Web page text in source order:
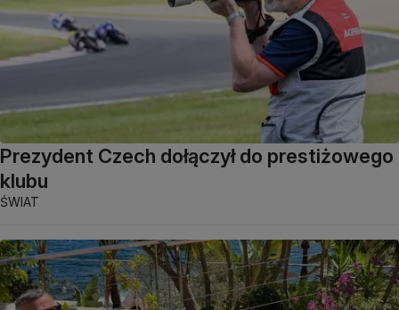
Prezydent Czech dołączył do prestiżowego
klubu
ŚWIAT